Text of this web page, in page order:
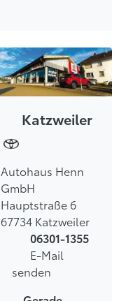
Katzweiler
Autohaus Henn
GmbH
Hauptstraße 6
67734 Katzweiler
06301-1355
E-Mail
senden